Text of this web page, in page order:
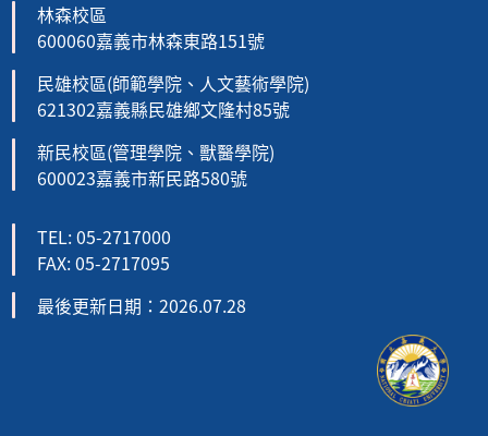
林森校區
600060嘉義市林森東路151號
民雄校區(師範學院、人文藝術學院)
621302嘉義縣民雄鄉文隆村85號
新民校區(管理學院、獸醫學院)
600023嘉義市新民路580號
TEL: 05-2717000
FAX: 05-2717095
最後更新日期：2026.07.28